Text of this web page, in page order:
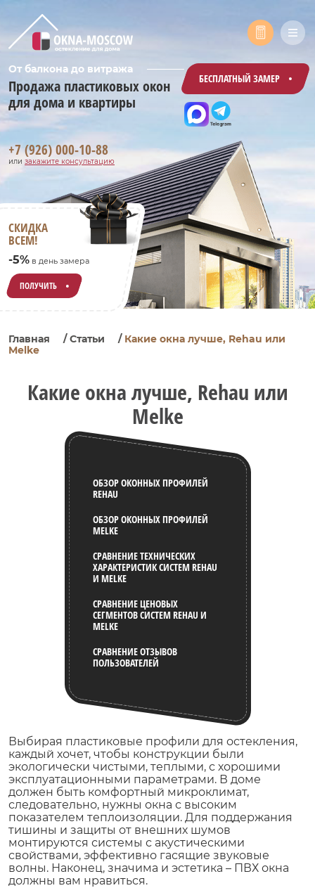
От балкона до витража
Продажа пластиковых окон
для дома и квартиры
БЕСПЛАТНЫЙ ЗАМЕР
+7 (926) 000-10-88
или закажите консультацию
СКИДКА
ВСЕМ!
-5% в день замера
ПОЛУЧИТЬ
Главная /Статьи / Какие окна лучше, Rehau или
Melke
Какие окна лучше, Rehau или
Melke
ОБЗОР ОКОННЫХ ПРОФИЛЕЙ
REHAU
ОБЗОР ОКОННЫХ ПРОФИЛЕЙ
MELKE
СРАВНЕНИЕ ТЕХНИЧЕСКИХ
ХАРАКТЕРИСТИК СИСТЕМ REHAU
И MELKE
СРАВНЕНИЕ ЦЕНОВЫХ
СЕГМЕНТОВ СИСТЕМ REHAU И
MELKE
СРАВНЕНИЕ ОТЗЫВОВ
ПОЛЬЗОВАТЕЛЕЙ
Выбирая пластиковые профили для остекления,
каждый хочет, чтобы конструкции были
экологически чистыми, теплыми, с хорошими
эксплуатационными параметрами. В доме
должен быть комфортный микроклимат,
следовательно, нужны окна с высоким
показателем теплоизоляции. Для поддержания
тишины и защиты от внешних шумов
монтируются системы с акустическими
свойствами, эффективно гасящие звуковые
волны. Наконец, значима и эстетика – ПВХ окна
должны вам нравиться.